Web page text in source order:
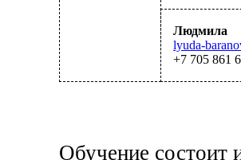
Людмила
lyuda-
+7 705 861
Обучение состоит